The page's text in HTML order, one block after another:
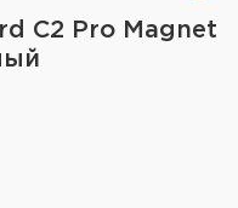
C2 Pro Magnet